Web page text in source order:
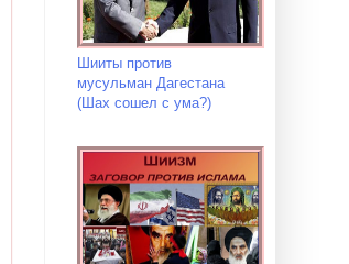
Шииты против
мусульман Дагестана
(Шах сошел с ума?)